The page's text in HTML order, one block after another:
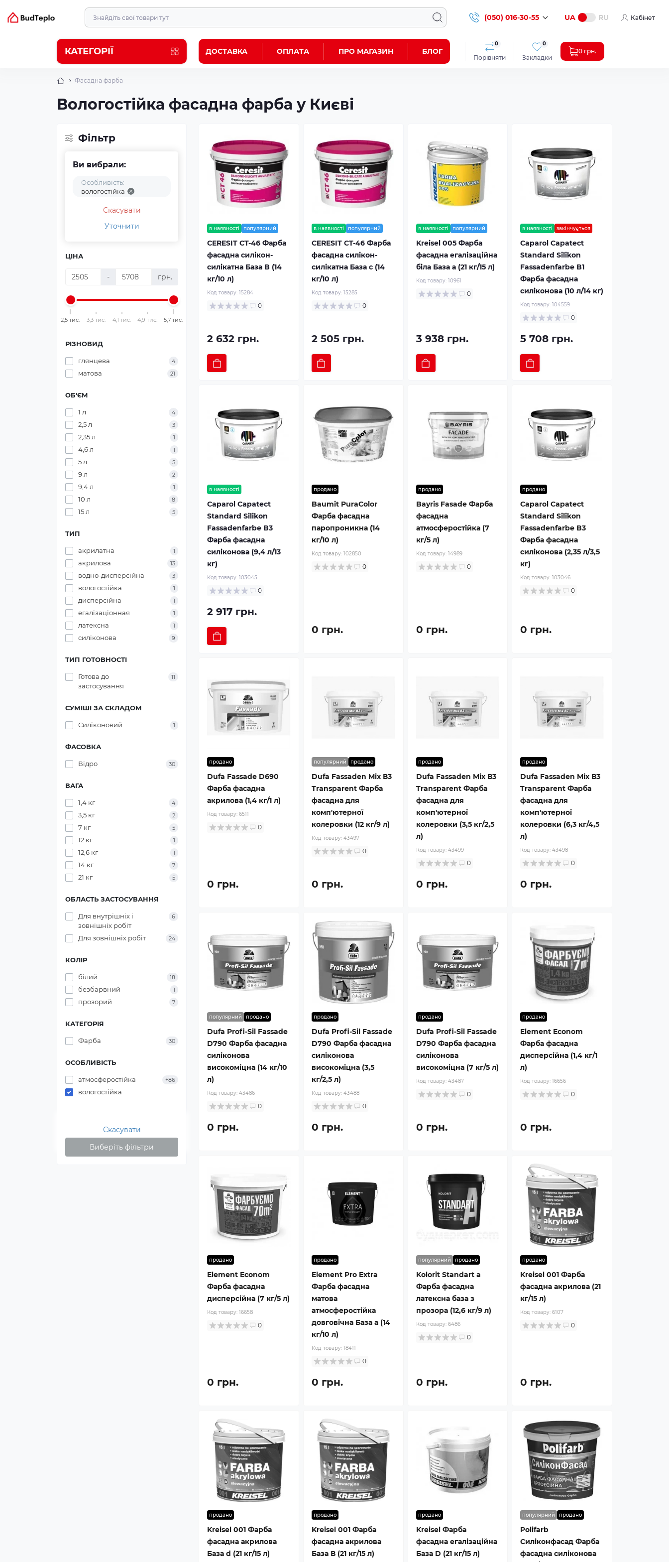
(050) 016-30-55 UA RU Кабінет
КАТЕГОРІЇ ДОСТАВКА ОПЛАТА ПРО МАГАЗИН БЛОГ
Порівняти
0
Закладки
0
0 грн.
Фасадна фарба
Вологостійка фасадна фарба у Києві
Фільтр
Ви вибрали:
Особливість:
вологостійка
Скасувати
Уточнити
ЦІНА
- грн.
2,5 тис. 3,3 тис. 4,1 тис. 4,9 тис. 5,7 тис.
РІЗНОВИД
глянцева 4
матова 21
ОБ'ЄМ
1 л 4
2,5 л 3
2,35 л 1
4,6 л 1
5 л 5
9 л 2
9,4 л 1
10 л 8
15 л 5
ТИП
акрилатна 1
акрилова 13
водно-дисперсійна 3
вологостійка 1
дисперсійна 1
егалізаціонная 1
латексна 1
силіконова 9
ТИП ГОТОВНОСТІ
Готова до
застосування
11
СУМІШІ ЗА СКЛАДОМ
Силіконовий 1
ФАСОВКА
Відро 30
ВАГА
1,4 кг 4
3,5 кг 2
7 кг 5
12 кг 1
12,6 кг 1
14 кг 7
21 кг 5
ОБЛАСТЬ ЗАСТОСУВАННЯ
Для внутрішніх і
зовнішніх робіт
6
Для зовнішніх робіт 24
КОЛІР
білий 18
безбарвний 1
прозорий 7
КАТЕГОРІЯ
Фарба 30
ОСОБЛИВІСТЬ
атмосферостійка +86
вологостійка
Скасувати
Виберіть фільтри
в наявності популярний
CERESIT CT-46 Фарба
фасадна силікон-
силікатна База B (14
кг/10 л)
Код товару: 15284
0
2 632 грн.
в наявності популярний
CERESIT CT-46 Фарба
фасадна силікон-
силікатна База c (14
кг/10 л)
Код товару: 15285
0
2 505 грн.
в наявності популярний
Kreisel 005 Фарба
фасадна егалізаційна
біла База а (21 кг/15 л)
Код товару: 10961
0
3 938 грн.
в наявності закінчується
Caparol Capatect
Standard Silikon
Fassadenfarbe B1
Фарба фасадна
силіконова (10 л/14 кг)
Код товару:104559
0
5 708 грн.
в наявності
Caparol Capatect
Standard Silikon
Fassadenfarbe B3
Фарба фасадна
силіконова (9,4 л/13
кг)
Код товару: 103045
0
2 917 грн.
продано
Baumit PuraColor
Фарба фасадна
паропроникна (14
кг/10 л)
Код товару: 102850
0
0 грн.
продано
Bayris Fasade Фарба
фасадна
атмосферостійка (7
кг/5 л)
Код товару: 14989
0
0 грн.
продано
Caparol Capatect
Standard Silikon
Fassadenfarbe B3
Фарба фасадна
силіконова (2,35 л/3,5
кг)
Код товару:103046
0
0 грн.
продано
Dufa Fassade D690
Фарба фасадна
акрилова (1,4 кг/1 л)
Код товару: 6511
0
0 грн.
популярний продано
Dufa Fassaden Mix В3
Transparent Фарба
фасадна для
комп'ютерної
колеровки (12 кг/9 л)
Код товару: 43497
0
0 грн.
продано
Dufa Fassaden Mix В3
Transparent Фарба
фасадна для
комп'ютерної
колеровки (3,5 кг/2,5
л)
Код товару: 43499
0
0 грн.
продано
Dufa Fassaden Mix В3
Transparent Фарба
фасадна для
комп'ютерної
колеровки (6,3 кг/4,5
л)
Код товару:43498
0
0 грн.
популярний продано
Dufa Profi-Sil Fassade
D790 Фарба фасадна
силіконова
високоміцна (14 кг/10
л)
Код товару: 43486
0
0 грн.
продано
Dufa Profi-Sil Fassade
D790 Фарба фасадна
силіконова
високоміцна (3,5
кг/2,5 л)
Код товару: 43488
0
0 грн.
продано
Dufa Profi-Sil Fassade
D790 Фарба фасадна
силіконова
високоміцна (7 кг/5 л)
Код товару: 43487
0
0 грн.
продано
Element Econom
Фарба фасадна
дисперсійна (1,4 кг/1
л)
Код товару:16656
0
0 грн.
продано
Element Econom
Фарба фасадна
дисперсійна (7 кг/5 л)
Код товару: 16658
0
0 грн.
продано
Element Pro Extra
Фарба фасадна
матова
атмосферостійка
довговічна База а (14
кг/10 л)
Код товару: 18411
0
0 грн.
популярний продано
Kolorit Standart a
Фарба фасадна
латексна база з
прозора (12,6 кг/9 л)
Код товару: 6486
0
0 грн.
продано
Kreisel 001 Фарба
фасадна акрилова (21
кг/15 л)
Код товару:6107
0
0 грн.
продано
Kreisel 001 Фарба
фасадна акрилова
База d (21 кг/15 л)
продано
Kreisel 001 Фарба
фасадна акрилова
База В (21 кг/15 л)
продано
Kreisel Фарба
фасадна егалізаційна
База D (21 кг/15 л)
популярний продано
Polifarb
Силіконфасад Фарба
фасадна силіконова